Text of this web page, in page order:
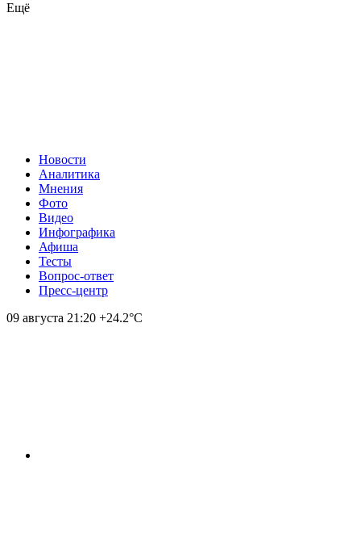
Ещё
Новости
Аналитика
Мнения
Фото
Видео
Инфографика
Афиша
Тесты
Вопрос-ответ
Пресс-центр
09 августа 21:20 +24.2°С